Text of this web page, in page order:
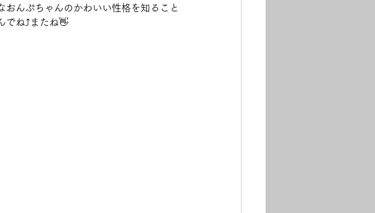
んぷちゃんのかわいい性格を知ること
でね⤴またね👋